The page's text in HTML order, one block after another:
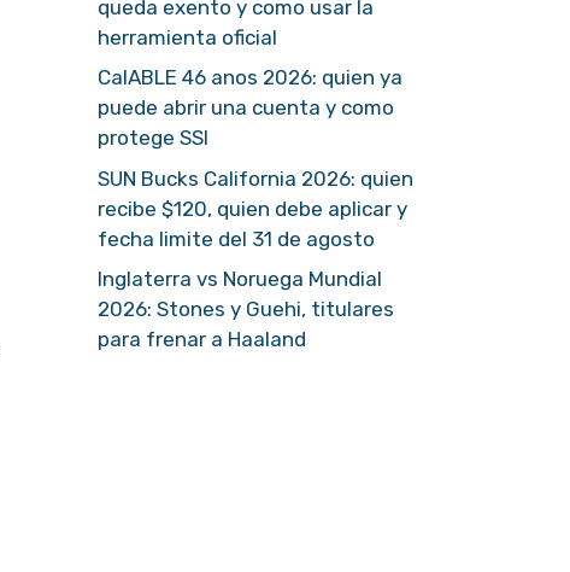
queda exento y como usar la
herramienta oficial
CalABLE 46 anos 2026: quien ya
puede abrir una cuenta y como
protege SSI
SUN Bucks California 2026: quien
recibe $120, quien debe aplicar y
fecha limite del 31 de agosto
Inglaterra vs Noruega Mundial
2026: Stones y Guehi, titulares
para frenar a Haaland